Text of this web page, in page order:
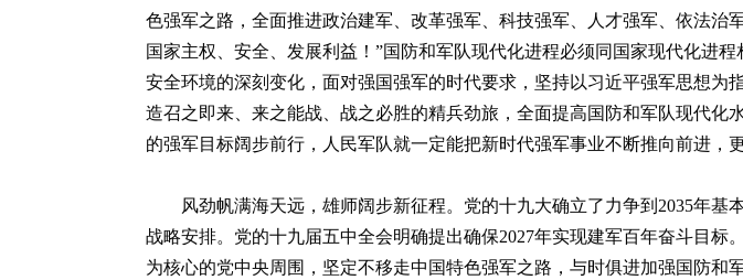
色强军之路，全面推进政治建军、改革强军、科技强军、人才强军、依法
国家主权、安全、发展利益！”国防和军队现代化进程必须同国家现代化进
安全环境的深刻变化，面对强国强军的时代要求，坚持以习近平强军思想
造召之即来、来之能战、战之必胜的精兵劲旅，全面提高国防和军队现代
的强军目标阔步前行，人民军队就一定能把新时代强军事业不断推向前进，
风劲帆满海天远，雄师阔步新征程。党的十九大确立了力争到2035年
战略安排。党的十九届五中全会明确提出确保2027年实现建军百年奋斗目
为核心的党中央周围，坚定不移走中国特色强军之路，与时俱进加强国防